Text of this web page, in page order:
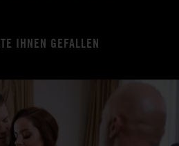
IHNEN GEFALLEN